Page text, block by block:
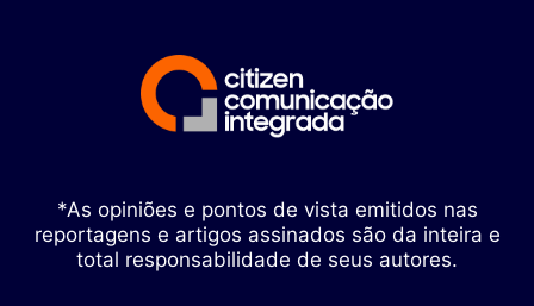
*As opiniões e pontos de vista emitidos nas
reportagens e artigos assinados são da inteira e
total responsabilidade de seus autores.